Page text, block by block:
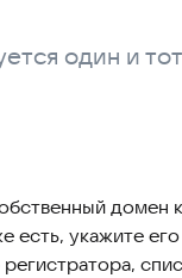
один и
домен
укажите его